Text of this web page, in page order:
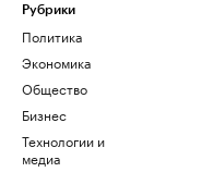
Рубрики
Политика
Экономика
Общество
Бизнес
Технологии и
медиа